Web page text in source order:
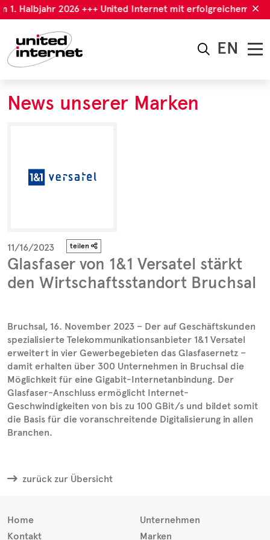
Halbjahr 2026 +++ United Internet mit erfolgreichem 1.
EN
News unserer Marken
11/16/2023 teilen
Glasfaser von 1&1 Versatel stärkt
den Wirtschaftsstandort Bruchsal
Bruchsal, 16. November 2023 – Der auf Geschäftskunden
spezialisierte Telekommunikationsanbieter 1&1 Versatel
erweitert in vier Gewerbegebieten das Glasfasernetz –
damit erhalten über 300 Unternehmen in Bruchsal die
Möglichkeit für eine Gigabit-Internetanbindung. Der
Glasfaser-Anschluss ermöglicht Internet-
Geschwindigkeiten von bis zu 100 GBit/s und bildet somit
die Basis für die voranschreitende Digitalisierung in allen
Branchen.
zurück zur Übersicht
Home
Kontakt
Unternehmen
Marken